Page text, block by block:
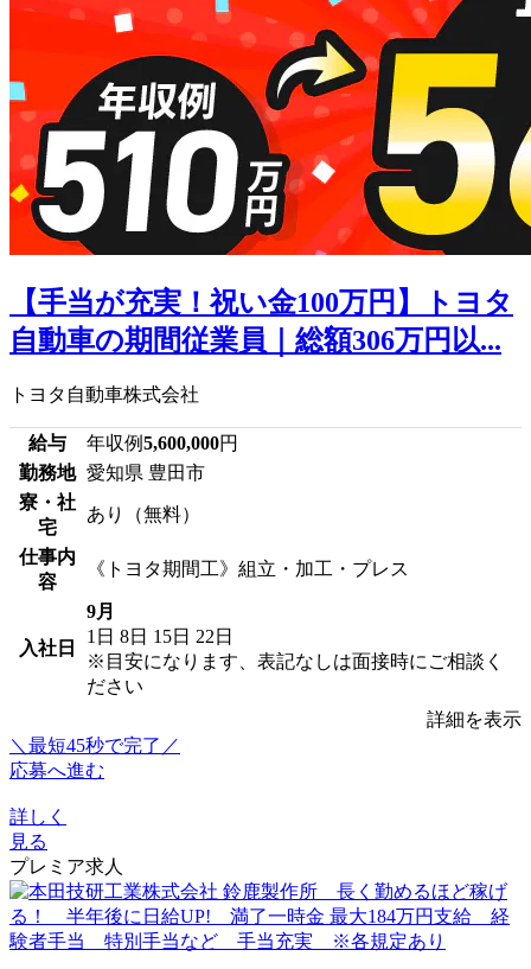
【手当が充実！祝い金100万円】トヨタ
自動車の期間従業員｜総額306万円以...
トヨタ自動車株式会社
給与 年収例5,600,000円
勤務地 愛知県 豊田市
寮・社
宅
あり（無料）
仕事内
容
《トヨタ期間工》組立・加工・プレス
入社日
9月
1日 8日 15日 22日
※目安になります、表記なしは面接時にご相談く
ださい
詳細を表示
＼最短45秒で完了／
応募へ進む
詳しく
見る
プレミア求人